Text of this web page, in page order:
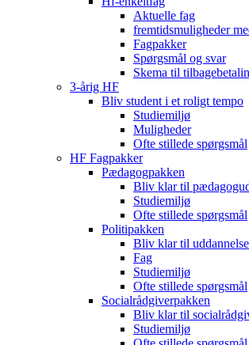
Aktuelle fag
fremtidsmuligheder
Fagpakker
Spørgsmål og svar
Skema til
3-årig HF
Bliv student i et roligt tempo
Studiemiljø
Muligheder
Ofte stillede spørgsmål
HF Fagpakker
Pædagogpakken
Bliv klar til
Studiemiljø
Ofte stillede spørgsmål
Politipakken
Bliv klar til
Fag
Studiemiljø
Ofte stillede spørgsmål
Socialrådgiverpakken
Bliv klar til
Studiemiljø